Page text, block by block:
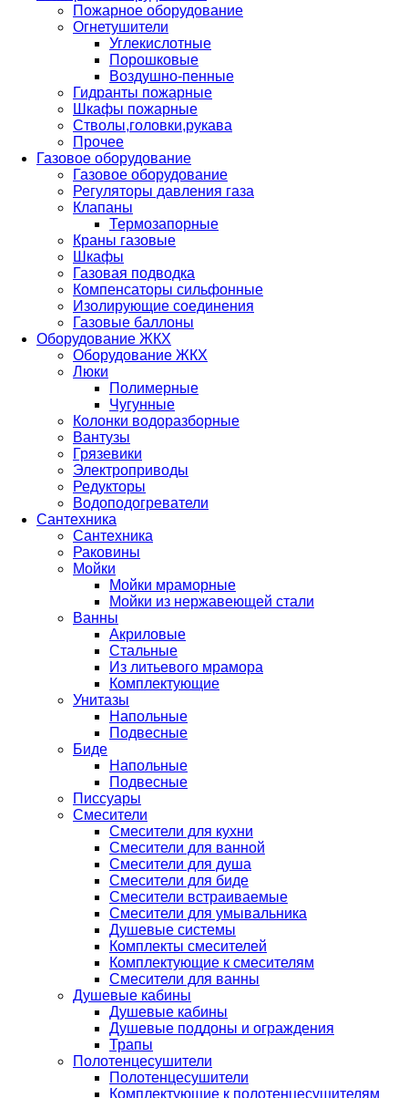
Пожарное оборудование
Огнетушители
Углекислотные
Порошковые
Воздушно-пенные
Гидранты пожарные
Шкафы пожарные
Стволы,головки,рукава
Прочее
Газовое оборудование
Газовое оборудование
Регуляторы давления газа
Клапаны
Термозапорные
Краны газовые
Шкафы
Газовая подводка
Компенсаторы сильфонные
Изолирующие соединения
Газовые баллоны
Оборудование ЖКХ
Оборудование ЖКХ
Люки
Полимерные
Чугунные
Колонки водоразборные
Вантузы
Грязевики
Электроприводы
Редукторы
Водоподогреватели
Сантехника
Сантехника
Раковины
Мойки
Мойки мраморные
Мойки из нержавеющей стали
Ванны
Акриловые
Стальные
Из литьевого мрамора
Комплектующие
Унитазы
Напольные
Подвесные
Биде
Напольные
Подвесные
Писсуары
Смесители
Смесители для кухни
Смесители для ванной
Смесители для душа
Смесители для биде
Смесители встраиваемые
Смесители для умывальника
Душевые системы
Комплекты смесителей
Комплектующие к смесителям
Смесители для ванны
Душевые кабины
Душевые кабины
Душевые поддоны и ограждения
Трапы
Полотенцесушители
Полотенцесушители
Комплектующие к полотенцесушителям